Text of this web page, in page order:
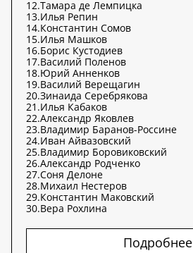
12.Тамара де Лемпицка
13.Илья Репин
14.Константин Сомов
15.Илья Машков
16.Борис Кустодиев
17.Василий Поленов
18.Юрий Анненков
19.Василий Верещагин
20.Зинаида Серебрякова
21.Илья Кабаков
22.Александр Яковлев
23.Владимир Баранов-Россине
24.Иван Айвазовский
25.Владимир Боровиковский
26.Александр Родченко
27.Соня Делоне
28.Михаил Нестеров
29.Константин Маковский
30.Вера Рохлина
Подробнее